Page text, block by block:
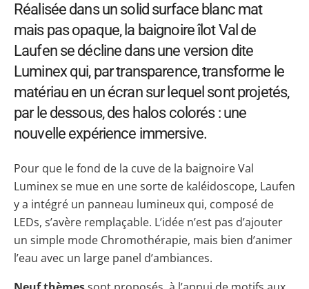
Réalisée dans un solid surface blanc mat
mais pas opaque, la baignoire îlot Val de
Laufen se décline dans une version dite
Luminex qui, par transparence, transforme le
matériau en un écran sur lequel sont projetés,
par le dessous, des halos colorés : une
nouvelle expérience immersive.
Pour que le fond de la cuve de la baignoire Val
Luminex se mue en une sorte de kaléidoscope, Laufen
y a intégré un panneau lumineux qui, composé de
LEDs, s’avère remplaçable. L’idée n’est pas d’ajouter
un simple mode Chromothérapie, mais bien d’animer
l’eau avec un large panel d’ambiances.